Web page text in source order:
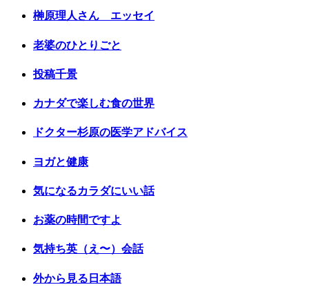
榊原理人さん エッセイ
老婆のひとりごと
投稿千景
カナダで楽しむ食の世界
ドクター杉原の医学アドバイス
ヨガと健康
気になるカラダにいい話
お薬の時間ですよ
気持ち英（え〜）会話
外から見る日本語